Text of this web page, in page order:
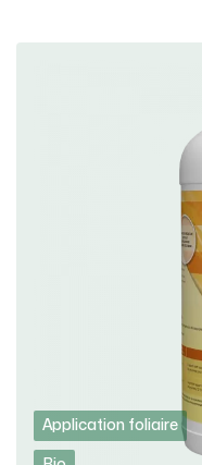
Application foliaire